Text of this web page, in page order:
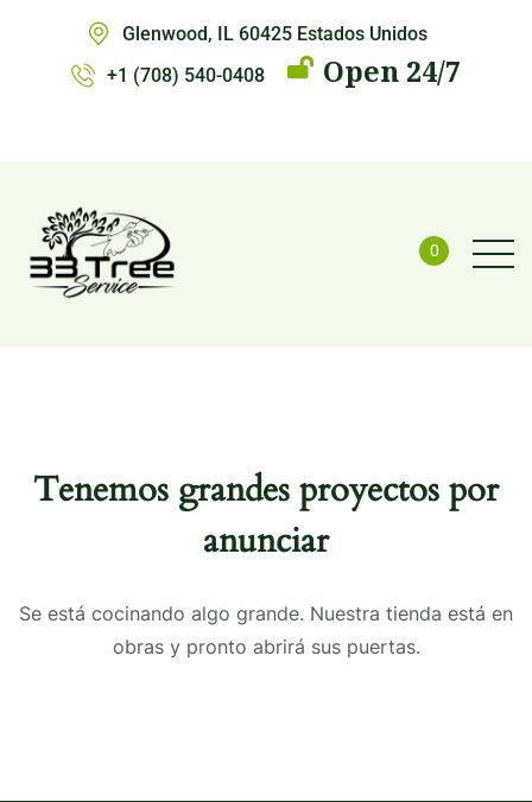
Glenwood, IL 60425 Estados Unidos
+1 (708) 540-0408
Open 24/7
0
Tenemos grandes proyectos por
anunciar
Se está cocinando algo grande. Nuestra tienda está en
obras y pronto abrirá sus puertas.